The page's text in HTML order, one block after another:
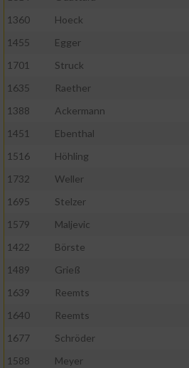
1360
Hoeck
1455
Egger
1701
Struck
1635
Raether
1388
Ackermann
1451
Ebenthal
1516
Höhling
1732
Weller
1695
Stelzer
1579
Maljevic
1422
Börste
1489
Grieß
1639
Reemts
1640
Reemts
1677
Schröder
1588
Meyer